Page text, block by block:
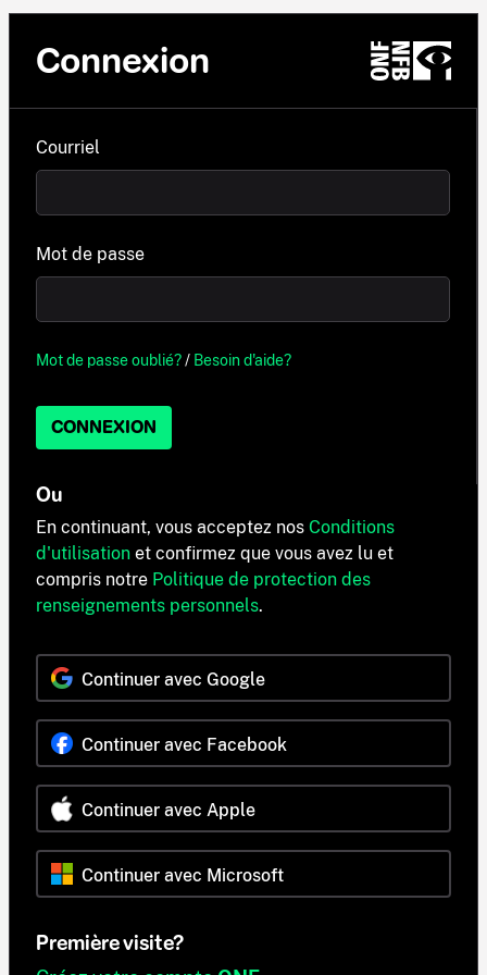
Connexion
Courriel
Mot de passe
Mot de passe oublié?/ Besoin d'aide?
CONNEXION
Ou
En continuant, vous acceptez nos Conditions
d'utilisation et confirmez que vous avez lu et
compris notre Politique de protection des
renseignements personnels.
Continuer avec Google
Continuer avec Facebook
Continuer avec Apple
Continuer avec Microsoft
Première visite?